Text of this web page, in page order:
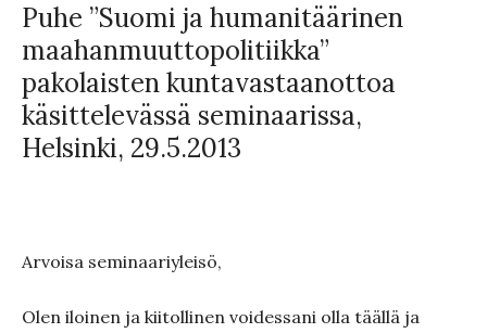
Puhe ”Suomi ja humanitäärinen
maahanmuuttopolitiikka”
pakolaisten kuntavastaanottoa
käsittelevässä seminaarissa,
Helsinki, 29.5.2013
Arvoisa seminaariyleisö,
Olen iloinen ja kiitollinen voidessani olla täällä ja